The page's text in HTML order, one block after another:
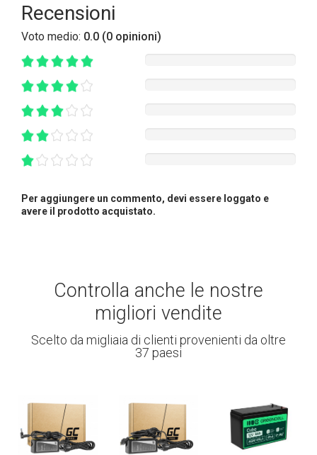
Recensioni
Voto medio: 0.0 (0 opinioni)
Per aggiungere un commento, devi essere loggato e
avere il prodotto acquistato.
Controlla anche le nostre
migliori vendite
Scelto da migliaia di clienti provenienti da oltre
37 paesi